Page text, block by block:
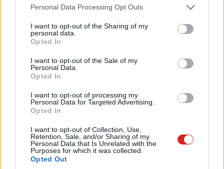
Please note that this website/app uses one or more Google
not limited to your visit or usage behaviour. You may click to
grant or deny consent to Google and its third-party tags to
use your data for below specified purposes in below Google
consent section.
Personal Data Processing Opt Outs
I want to opt-out of the Sharing of my
personal data.
Opted In
I want to opt-out of the Sale of my
Personal Data.
Opted In
I want to opt-out of processing my
Personal Data for Targeted Advertising.
Opted In
I want to opt-out of Collection, Use,
Retention, Sale, and/or Sharing of my
Personal Data that Is Unrelated with the
Purposes for which it was collected.
Opted Out
Maga a funkció egyébként már korábban is elérhető volt,
köszönhetően Gerardo Grignoli gsudo programjának,
ami ugyan nem ennyire szerves része a rendszernek, de
vannak olyan elemei, amikkel a Sudo for Windows nem
rendelkezik.
Ha valaki alaposabban beleásná magát a témába,
Github oldalon nézelődhet.